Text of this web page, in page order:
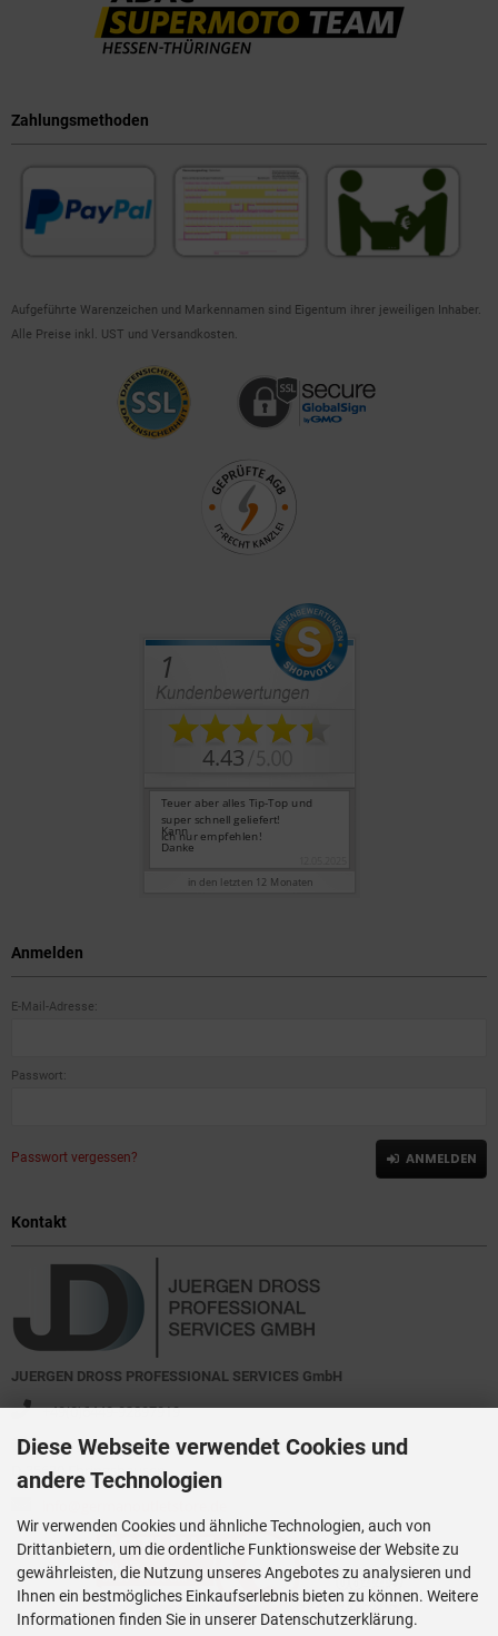
Zahlungsmethoden
Aufgeführte Warenzeichen und Markennamen sind Eigentum ihrer jeweiligen Inhaber.
Alle Preise inkl. UST und Versandkosten.
Anmelden
E-Mail-Adresse:
Passwort:
Passwort vergessen? ANMELDEN
Kontakt
JUERGEN DROSS PROFESSIONAL SERVICES GmbH
+49(0)6449-92897919
Kirchstraße 44
D-35630 Ehringshausen
Diese Webseite verwendet Cookies und
andere Technologien
Wir verwenden Cookies und ähnliche Technologien, auch von
Drittanbietern, um die ordentliche Funktionsweise der Website zu
gewährleisten, die Nutzung unseres Angebotes zu analysieren und
Ihnen ein bestmögliches Einkaufserlebnis bieten zu können. Weitere
Informationen finden Sie in unserer Datenschutzerklärung.